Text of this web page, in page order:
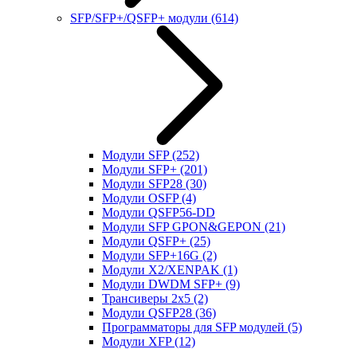
SFP/SFP+/QSFP+ модули (614)
Модули SFP(252)
Модули SFP+ (201)
Модули SFP28 (30)
Модули OSFP(4)
Модули QSFP56-DD
Модули SFP GPON&GEPON (21)
Модули QSFP+ (25)
Модули SFP+16G (2)
Модули X2/XENPAK (1)
Модули DWDM SFP+ (9)
Трансиверы 2x5 (2)
Модули QSFP28 (36)
Программаторы для SFP модулей (5)
Модули XFP(12)